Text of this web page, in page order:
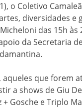
o Coletivo
diversidades e
das 15h às
da Secretaria
aqueles que forem
a shows de Giu
+ Gosche e Triplo